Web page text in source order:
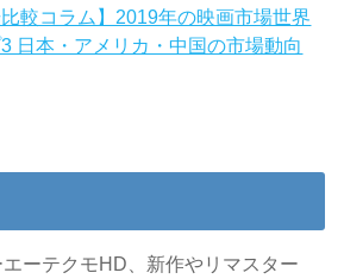
比較コラム】2019年の映画市場世界
3 日本・アメリカ・中国の市場動向
エーテクモHD、新作やリマスター